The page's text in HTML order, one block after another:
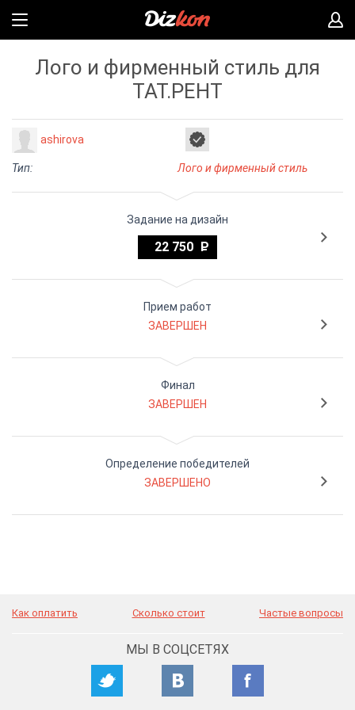
Лого и фирменный стиль для
ТАТ.РЕНТ
ashirova
Тип: Лого и фирменный стиль
Задание на дизайн
22 750
Прием работ
ЗАВЕРШЕН
Финал
ЗАВЕРШЕН
Определение победителей
ЗАВЕРШЕНО
Как оплатить Сколько стоит Частые вопросы
МЫ В СОЦСЕТЯХ